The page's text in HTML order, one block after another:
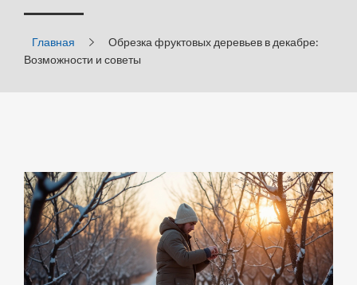
Главная
Обрезка фруктовых деревьев в декабре:
Возможности и советы